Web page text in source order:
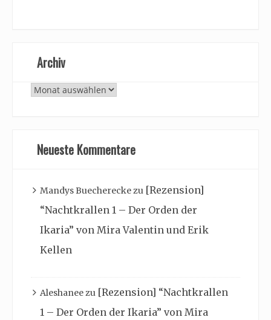
Archiv
Archiv
Neueste Kommentare
Mandys Buechereckezu [Rezension]
“Nachtkrallen 1 – Der Orden der
Ikaria” von Mira Valentin und Erik
Kellen
Aleshaneezu [Rezension] “Nachtkrallen
1 – Der Orden der Ikaria” von Mira